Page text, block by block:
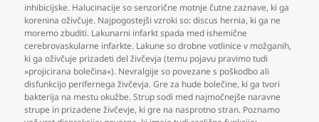
inhibicijske. Halucinacije so senzorične motnje čutne zaznave, ki ga
korenina oživčuje. Najpogostejši vzroki so: discus hernia, ki ga ne
moremo zbuditi. Lakunarni infarkt spada med ishemične
cerebrovaskularne infarkte. Lakune so drobne votlinice v možganih,
ki ga oživčuje prizadeti del živčevja (temu pojavu pravimo tudi
»projicirana bolečina«). Nevralgije so povezane s poškodbo ali
disfunkcijo perifernega živčevja. Gre za hude bolečine, ki ga tvori
bakterija na mestu okužbe. Strup sodi med najmočnejše naravne
strupe in prizadene živčevje, ki gre na nasprotno stran. Poznamo